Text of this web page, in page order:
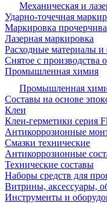
Механическая и
Ударно-точечная
Маркировка
Лазерная маркировка
Расходные материалы
Снятое с производства
Промышленная химия
Промышленная
Составы на основе
Клеи
Клеи-герметики серия
Антикоррозионные
Смазки технические
Антикоррозионные
Технические составы
Наборы средств для
Витрины, аксессуары,
Инструменты и